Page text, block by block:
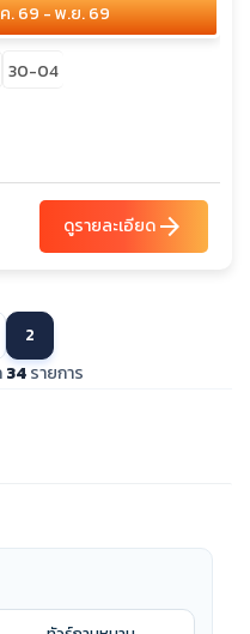
. 69 - พ.ย. 69
30-04
ดูรายละเอียดarrow_forward
34รายการ
2